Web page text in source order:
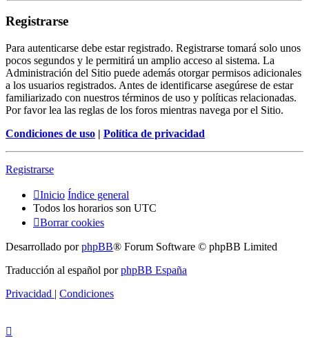
Registrarse
Para autenticarse debe estar registrado. Registrarse tomará solo unos
pocos segundos y le permitirá un amplio acceso al sistema. La
Administración del Sitio puede además otorgar permisos adicionales
a los usuarios registrados. Antes de identificarse asegúrese de estar
familiarizado con nuestros términos de uso y políticas relacionadas.
Por favor lea las reglas de los foros mientras navega por el Sitio.
Condiciones de uso | Política de privacidad
Registrarse
Inicio Índice general
Todos los horarios son UTC
Borrar cookies
Desarrollado porphpBB® Forum Software © phpBB Limited
Traducción al español porphpBB España
Privacidad | Condiciones